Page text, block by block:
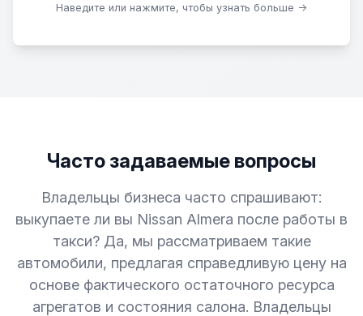
Наведите или нажмите, чтобы узнать больше →
Скачать образцы
Часто задаваемые вопросы
Владельцы бизнеса часто спрашивают:
выкупаете ли вы Nissan Almera после работы в
такси? Да, мы рассматриваем такие
автомобили, предлагая справедливую цену на
основе фактического остаточного ресурса
агрегатов и состояния салона. Владельцы